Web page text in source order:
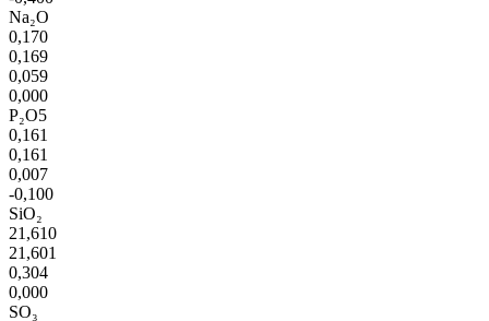
Na₂O
0,170
0,169
0,059
0,000
P₂O5
0,161
0,161
0,007
-0,100
SiO₂
21,610
21,601
0,304
0,000
SO₃